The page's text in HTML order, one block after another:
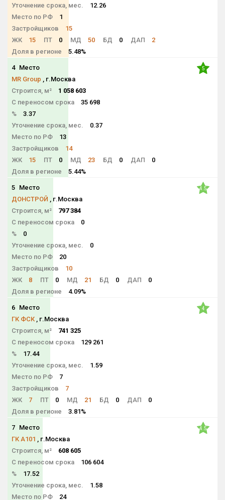
Уточнение срока, мес.
12.26
Место по РФ
1
Застройщиков
15
ЖК
15 ПТ 0 МД 50 БД 0 ДАП
2
Доля в регионе
5.48%
4 Место
MR Group , г.Москва
Строится, м²
1 058 603
С переносом срока
35 698
%
3.37
Уточнение срока, мес.
0.37
Место по РФ
13
Застройщиков
14
ЖК
15 ПТ 0 МД 23 БД 0 ДАП
0
Доля в регионе
5.44%
5
5 Место
ДОНСТРОЙ , г.Москва
Строится, м²
797 384
С переносом срока
0
%
0
Уточнение срока, мес.
0
Место по РФ
20
Застройщиков
10
ЖК
8 ПТ 0 МД 21 БД 0 ДАП
0
Доля в регионе
4.09%
4.5
6 Место
ГК ФСК , г.Москва
Строится, м²
741 325
С переносом срока
129 261
%
17.44
Уточнение срока, мес.
1.59
Место по РФ
7
Застройщиков
7
ЖК
7 ПТ 0 МД 21 БД 0 ДАП
0
Доля в регионе
3.81%
4
7 Место
ГК А101 , г.Москва
Строится, м²
608 605
С переносом срока
106 604
%
17.52
Уточнение срока, мес.
1.58
Место по РФ
24
4.5